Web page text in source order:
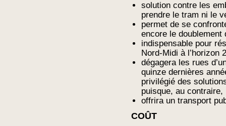
solution contre les
prendre le tram ni le
permet de se
encore le doublement
indispensable pour
Nord-Midi à l’horizon
dégagera les rues
quinze dernières
privilégié des
puisque, au contraire,
offrira un transport
COÛT